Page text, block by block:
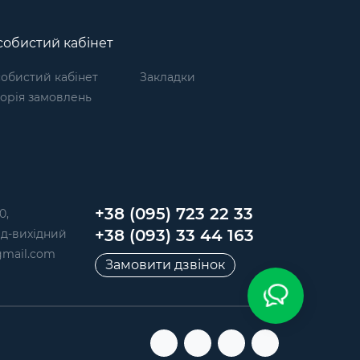
кабінет
кабінет
замовлень
Закладки
вихідний
+38 (095) 723 22 33
+38 (093) 33 44 163
Замовити дзвінок